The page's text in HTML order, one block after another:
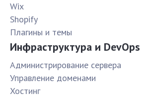
Wix
Shopify
Плагины и темы
Инфраструктура и DevOps
Администрирование сервера
Управление доменами
Хостинг